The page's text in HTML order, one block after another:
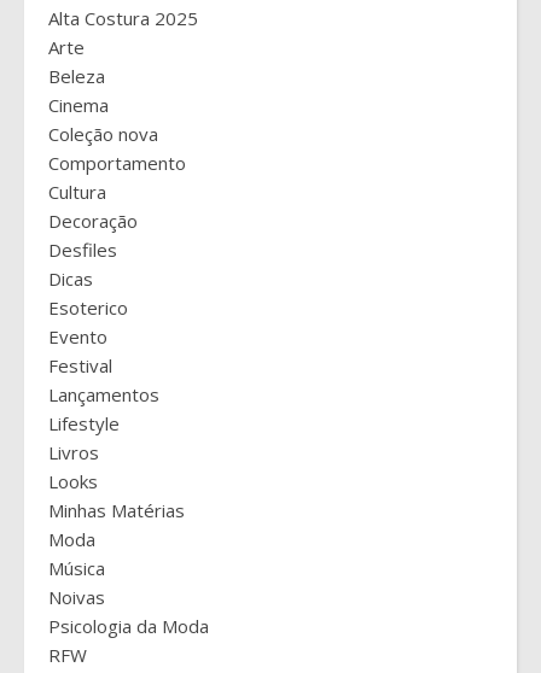
Alta Costura 2025
Arte
Beleza
Cinema
Coleção nova
Comportamento
Cultura
Decoração
Desfiles
Dicas
Esoterico
Evento
Festival
Lançamentos
Lifestyle
Livros
Looks
Minhas Matérias
Moda
Música
Noivas
Psicologia da Moda
RFW